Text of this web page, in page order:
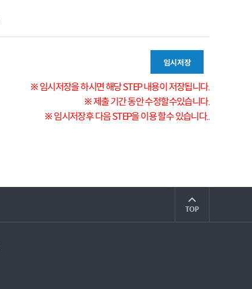
※ 임시저장을 하시면 해당 STEP 내용이 저장됩니다.
※ 제출 기간 동안 수정할수있습니다.
※ 임시저장후 다음 STEP을 이용 할수 있습니다..